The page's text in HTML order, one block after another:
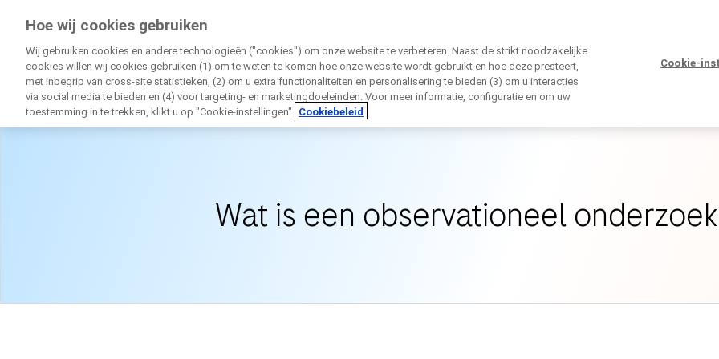
Onderzoekvoormij.nl
door Roche
Home Over Klinische Onderzoeken Wat is een observationeel onderzoek?
Wat is een observationeel
Contact the hospital directly
Persoonlijke gegevens
Sluiten
Directly contact the sponsor for
Hoe wij cookies gebruiken
Wij gebruiken cookies en andere technologieën ("cookies") om onze website te verbeteren. Naast de strikt noodzakelijke
cookies willen wij cookies gebruiken (1) om te weten te komen hoe onze website wordt gebruikt en hoe deze presteert,
met inbegrip van cross-site statistieken, (2) om u extra functionaliteiten en personalisering te bieden (3) om u interacties
via social media te bieden en (4) voor targeting- en marketingdoeleinden. Voor meer informatie, configuratie en om uw
toestemming in te trekken, klikt u op "Cookie-instellingen". Cookiebeleid
Cookie-